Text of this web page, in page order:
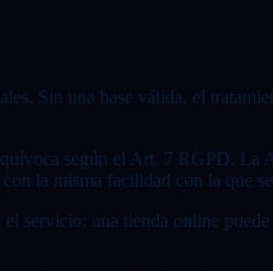
Sin una base válida, el
según el Art. 7 RGPD. La
la misma facilidad con la que
servicio: una tienda online